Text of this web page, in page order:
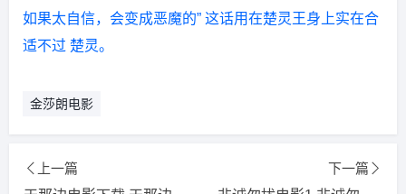
如果太自信，会变成恶魔的” 这话用在楚灵王身上实在合
适不过 楚灵。
金莎朗电影
上一篇
下一篇